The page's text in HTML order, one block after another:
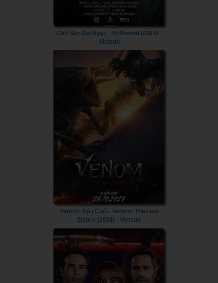
Chó Săn Địa Ngục - Hellhound (2024) -
Vietsub
Venom: Kèo Cuối - Venom: The Last
Dance (2024) - Vietsub